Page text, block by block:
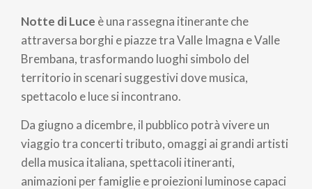
di
pane
Notte di Luce è una rassegna itinerante che
attraversa borghi e piazze tra Valle Imagna e Valle
Brembana, trasformando luoghi simbolo del
territorio in scenari suggestivi dove musica,
spettacolo e luce si incontrano.
Da giugno a dicembre, il pubblico potrà vivere un
viaggio tra concerti tributo, omaggi ai grandi artisti
della musica italiana, spettacoli itineranti,
animazioni per famiglie e proiezioni luminose capaci